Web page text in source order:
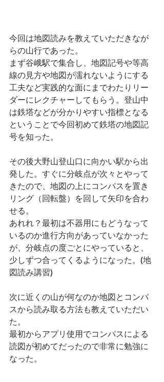
今回は地図読みを教えていただきなが
らの山行であった。
まず谷峨駅で集合し、地図記号や等高
線の見方や地図が濡れないようにする
工夫など実践的な面にまでわたりリー
ダーにレクチャーしてもらう。登山中
は鉄塔などが分かりやすい指標となる
ということで今回初めて鉄塔の地図記
号を知った。
その後大野山登山口に向かい駅から出
発した。すぐに分岐点が次々とやって
きたので、地図の上にコンパスを置き
リング（回転盤）を回して矢印を合わ
せる。
あれれ？最初は不器用にもどうなって
いるのか進行方向があっていなかった
が、分岐点の度ごとにやっていると、
少しずつ合ってくるようになった。(地
図読み講習)
次に近くの山が何なのか地図とコンパ
スから読み取る方法も教えていただい
た。
最初からアプリ使用でコンパスによる
読図が初めてだったので非常に勉強に
なった。